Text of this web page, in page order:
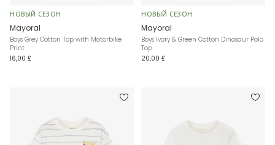
НОВЫЙ СЕЗОН
Mayoral
Boys Grey Cotton Top with Motorbike
Print
16,00 £
НОВЫЙ СЕЗОН
Mayoral
Boys Ivory & Green Cotton Dinosaur Polo
Top
20,00 £